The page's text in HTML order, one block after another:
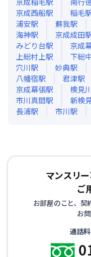
京成西船駅 稲毛
浦安駅 蘇我駅
海神駅 京成成田
みどり台駅 京成
上総村上駅 下総
穴川駅 妙典駅
八幡宿駅 君津駅
京成幕張駅 検見川
市川真間駅 新検
長浦駅 市川駅
マンスリ
ご
お部屋のこと、契
お
通話